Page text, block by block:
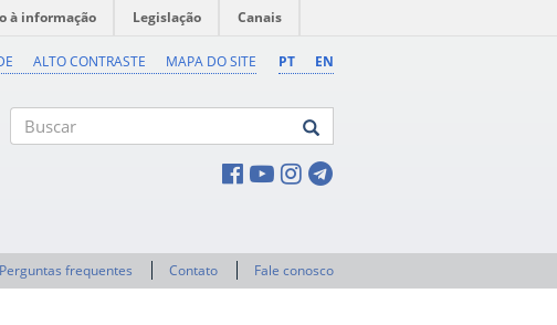
à informação Legislação Canais
PT EN
ALTO CONTRASTE MAPA DO SITE
Perguntas frequentes Contato Fale conosco